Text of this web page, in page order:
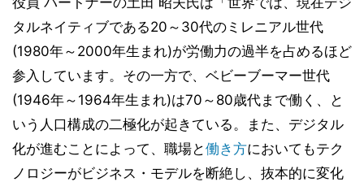
タルネイティブである20～30代のミレニアル世代
(1980年～2000年生まれ)が労働力の過半を占めるほど
参入しています。その一方で、ベビーブーマー世代
(1946年～1964年生まれ)は70～80歳代まで働く、と
いう人口構成の二極化が起きている。また、デジタル
化が進むことによって、職場と働き方においてもテク
ノロジーがビジネス・モデルを断絶し、抜本的に変化